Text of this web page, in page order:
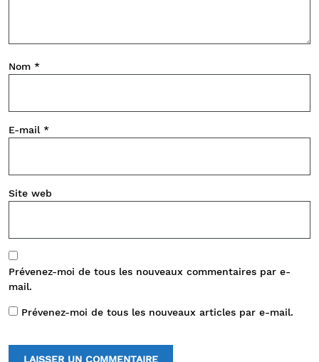
Nom *
E-mail *
Site web
Prévenez-moi de tous les nouveaux commentaires par e-
mail.
Prévenez-moi de tous les nouveaux articles par e-mail.